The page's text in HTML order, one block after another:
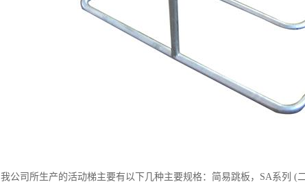
我公司所生产的活动梯主要有以下几种主要规格：简易跳板，SA系列